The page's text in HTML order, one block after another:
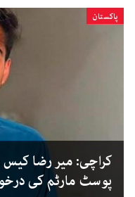
پاکستان
کراچی: میر رضا کیس
پوسٹ مارٹم کی